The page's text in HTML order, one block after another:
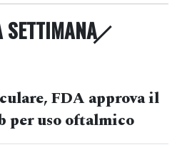
SETTIMANA
FDA approva il
per uso oftalmico